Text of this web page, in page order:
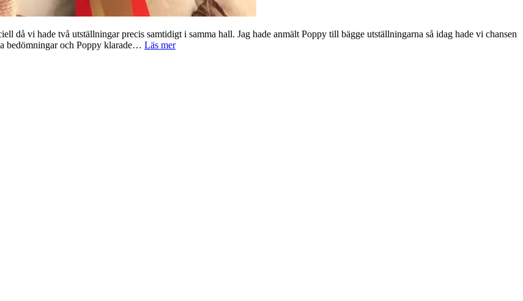
då vi hade två utställningar precis samtidigt i samma hall. Jag hade anmält Poppy till bägge utställningarna så idag hade vi chansen
bedömningar och Poppy klarade… Läs merTvå